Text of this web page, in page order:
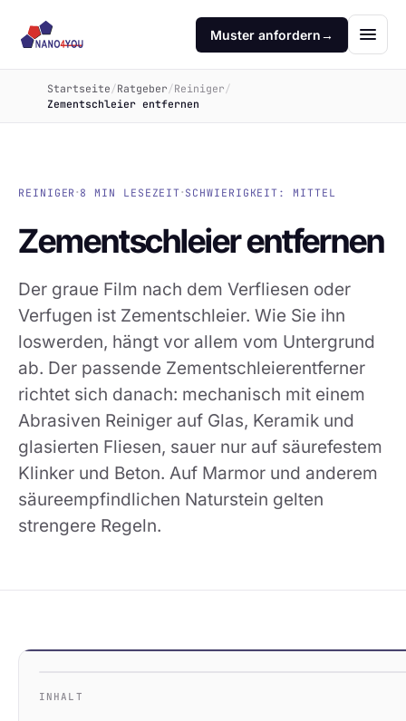
Muster anfordern→
Startseite /Ratgeber /Reiniger /
Zementschleier entfernen
REINIGER · 8 MIN LESEZEIT· SCHWIERIGKEIT: MITTEL
Zementschleier entfernen
Der graue Film nach dem Verfliesen oder
Verfugen ist Zementschleier. Wie Sie ihn
loswerden, hängt vor allem vom Untergrund
ab. Der passende Zementschleierentferner
richtet sich danach: mechanisch mit einem
Abrasiven Reiniger auf Glas, Keramik und
glasierten Fliesen, sauer nur auf säurefestem
Klinker und Beton. Auf Marmor und anderem
säureempfindlichen Naturstein gelten
strengere Regeln.
INHALT